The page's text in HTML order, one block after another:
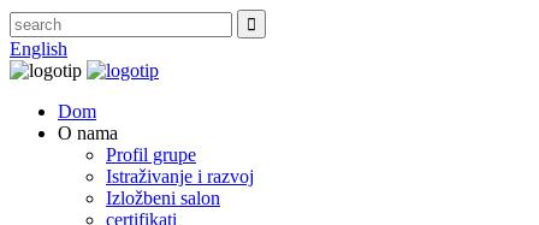
English
Dom
O nama
Profil grupe
Istraživanje i razvoj
Izložbeni salon
certifikati